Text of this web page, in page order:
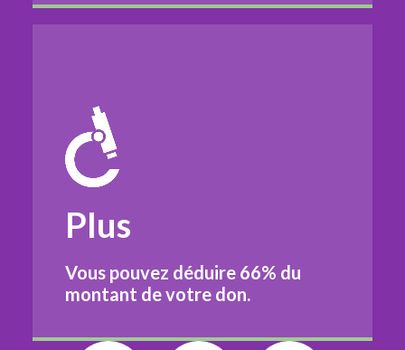
Plus
Vous pouvez déduire 66% du
montant de votre don.